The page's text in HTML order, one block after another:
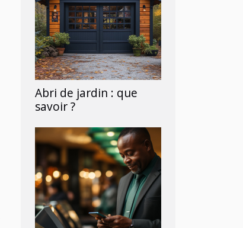
Abri de jardin : que
savoir ?